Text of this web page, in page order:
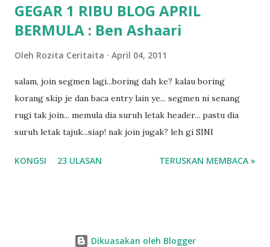
GEGAR 1 RIBU BLOG APRIL
BERMULA : Ben Ashaari
Oleh Rozita Ceritaita April 04, 2011
salam, join segmen lagi...boring dah ke? kalau boring
korang skip je dan baca entry lain ye... segmen ni senang
rugi tak join... memula dia suruh letak header... pastu dia
suruh letak tajuk...siap! nak join jugak? leh gi SINI
KONGSI 23 ULASAN TERUSKAN MEMBACA »
Dikuasakan oleh Blogger